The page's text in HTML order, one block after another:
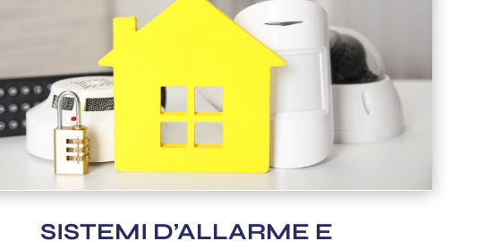
SISTEMI D’ALLARME E